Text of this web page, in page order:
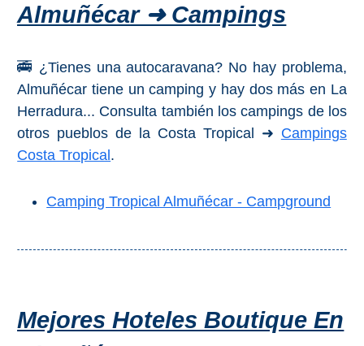
Baratos
via
Guiadas
via
Coches de
Alquiler
Discovercars.com
Buses y
Trenes
via
Almuñécar ➜ Campings
🚎 ¿Tienes una autocaravana? No hay problema,
Almuñécar tiene un camping y hay dos más en La
Herradura... Consulta también los campings de los
otros pueblos de la Costa Tropical ➜ Campings
Costa Tropical.
Camping Tropical Almuñécar - Campground
Mejores Hoteles Boutique En